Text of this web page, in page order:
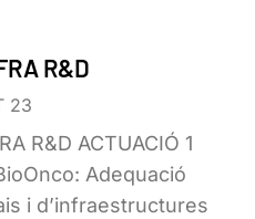
R&D
23
R&D ACTUACIÓ 1
Adequació
i d’infraestructures